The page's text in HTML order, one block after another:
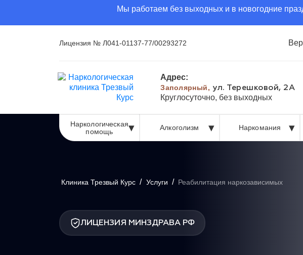
Мы работаем без выходных и в новогодние
Лицензия № Л041-01137-77/00293272
Адрес:
Заполярный, ул. Терешковой, 2А
Круглосуточно, без выходных
Наркологическая
помощь
Алкоголизм Наркомания
Клиника Трезвый Курс / Услуги / Реабилитация наркозависимых
ЛИЦЕНЗИЯ МИНЗДРАВА РФ